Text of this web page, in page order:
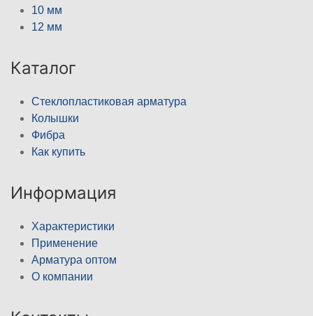
10 мм
12 мм
Каталог
Стеклопластиковая арматура
Колышки
Фибра
Как купить
Информация
Характеристики
Применение
Арматура оптом
О компании